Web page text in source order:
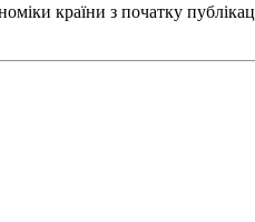
країни з початку